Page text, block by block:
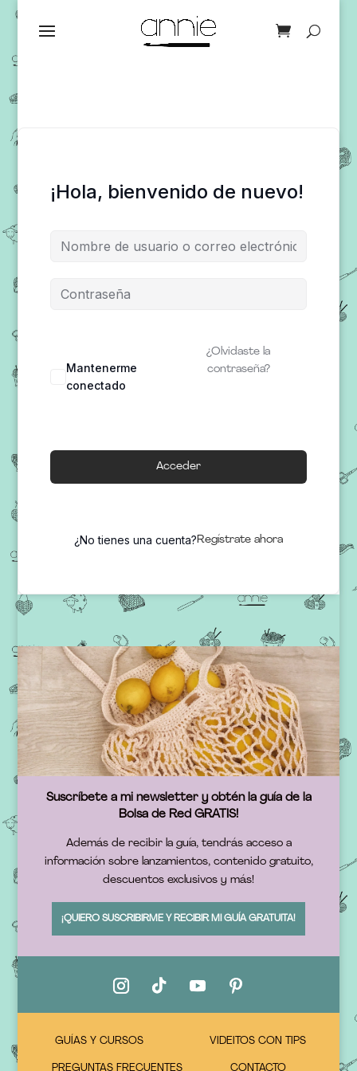
¡Hola, bienvenido de nuevo!
Mantenerme
conectado
¿Olvidaste la
contraseña?
Acceder
¿No tienes una cuenta?Regístrate ahora
Suscríbete a mi newsletter y obtén la guía de la
Bolsa de Red GRATIS!
Además de recibir la guía, tendrás acceso a
información sobre lanzamientos, contenido gratuito,
descuentos exclusivos y más!
¡QUIERO SUSCRIBIRME Y RECIBIR MI GUÍA GRATUITA!
GUÍAS Y CURSOS VIDEITOS CON TIPS
PREGUNTAS FRECUENTES CONTACTO